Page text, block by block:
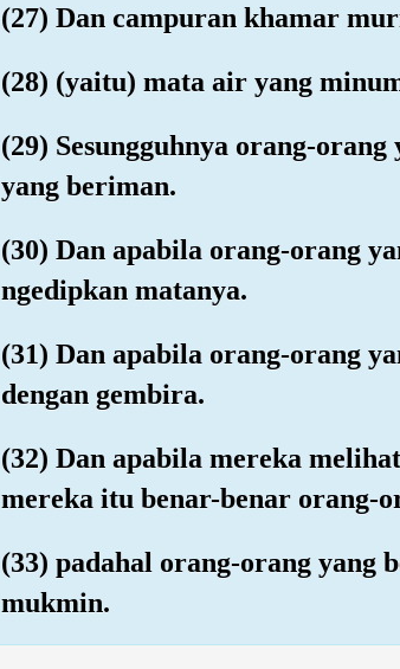
(27) Dan campuran khamar
(28) (yaitu) mata air yang
(29) Sesungguhnya orang-
yang beriman.
(30) Dan apabila orang-orang
ngedipkan matanya.
(31) Dan apabila orang-orang
dengan gembira.
(32) Dan apabila mereka
mereka itu benar-benar orang-
(33) padahal orang-orang
mukmin.